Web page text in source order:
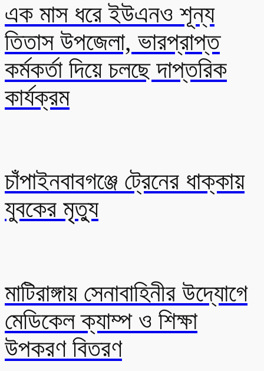
এক মাস ধরে ইউএনও শূন্য
তিতাস উপজেলা, ভারপ্রাপ্ত
কর্মকর্তা দিয়ে চলছে দাপ্তরিক
কার্যক্রম
চাঁপাইনবাবগঞ্জে ট্রেনের ধাক্কায়
যুবকের মৃত্যু
মাটিরাঙ্গায় সেনাবাহিনীর উদ্যোগে
মেডিকেল ক্যাম্প ও শিক্ষা
উপকরণ বিতরণ